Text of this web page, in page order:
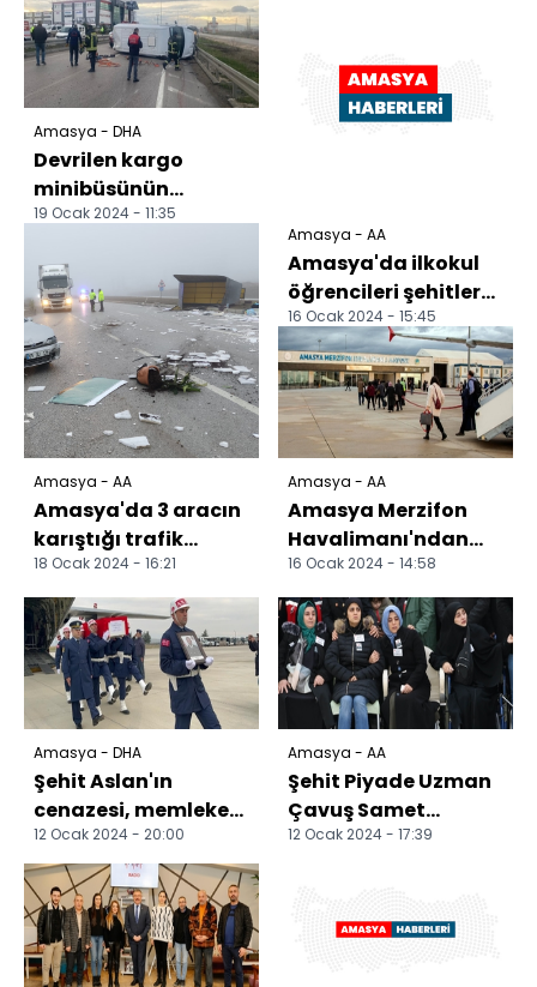
Amasya - DHA
Devrilen kargo
minibüsünün
sürücüsü öldü
19 Ocak 2024 - 11:35
Amasya - AA
Amasya'da 3 aracın
karıştığı trafik
kazasında 2 kişi
yaralandı
18 Ocak 2024 - 16:21
Amasya - AA
Amasya'da ilkokul
öğrencileri şehitler
için klip hazırladı
16 Ocak 2024 - 15:45
Amasya - AA
Amasya Merzifon
Havalimanı'ndan
2023 yılında 131 bin
513 yolcu uçtu
16 Ocak 2024 - 14:58
Amasya - DHA
Şehit Aslan'ın
cenazesi, memleketi
Amasya'ya
uğurlandı (2)
12 Ocak 2024 - 20:00
Amasya - AA
Şehit Piyade Uzman
Çavuş Samet
Aslan'ın cenazesi
12 Ocak 2024 - 17:39